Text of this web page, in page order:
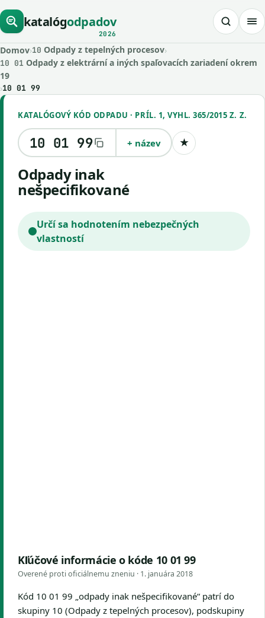
katalógodpadov
2026
Domov›10 Odpady z tepelných procesov›
10 01 Odpady z elektrární a iných spaľovacích zariadení okrem
19
›10 01 99
KATALÓGOVÝ KÓD ODPADU · PRÍL. 1, VYHL. 365/2015 Z. Z.
10 01 99 + název ★Uložiť kód
odpady inak
nešpecifikované
Určí sa hodnotením nebezpečných
vlastností
Kľúčové informácie o kóde 10 01 99
Overené proti oficiálnemu zneniu · 1. januára 2018
Kód 10 01 99 „odpady inak nešpecifikované“ patrí do
skupiny 10 (Odpady z tepelných procesov), podskupiny